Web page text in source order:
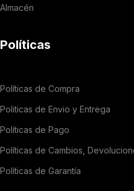
Almacén
Políticas
Políticas de Compra
Politicas de Envio y Entrega
Políticas de Pago
Políticas de Cambios,
Políticas de Garantía